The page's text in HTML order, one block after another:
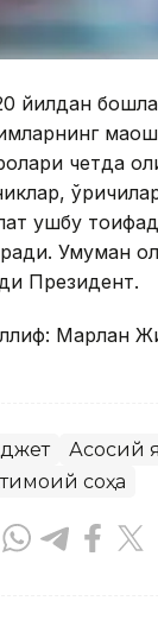
йилдан
четда
ушбу
Умуман
Президент.
Марлан
Асосий
соҳа